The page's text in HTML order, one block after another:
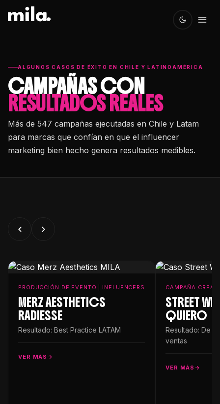
ALGUNOS CASOS DE ÉXITO EN CHILE Y LATINOAMÉRICA
CAMPAÑAS CON
RESULTADOS REALES
Más de 547 campañas ejecutadas en Chile y Latam
para marcas que confían en que el influencer
marketing bien hecho genera resultados medibles.
PRODUCCIÓN DE EVENTO | INFLUENCERS
MERZ AESTHETICS
RADIESSE
Resultado: Best Practice LATAM
VER MÁS
CAMPAÑA
STREET
QUIERO
Resultado: De
ventas
VER MÁS